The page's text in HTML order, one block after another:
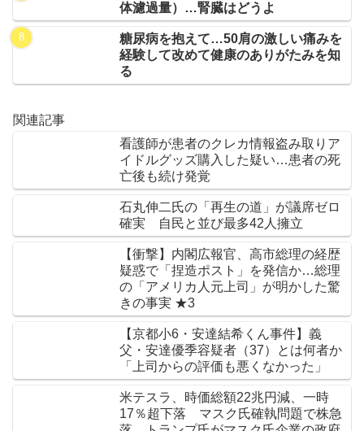
体濾過量）…腎臓はどうよ
糖尿病を抱えて…50肩の激しい痛みを
経験して改めて健康のありがたみを知
る
関連記事
看護師が患者のクレカ情報盗み取りア
イドルグッズ購入した疑い…患者の死
亡後も続け発覚
石丸伸二氏の「再生の道」が議席ゼロ
確実 自民と並び最多42人擁立
【衝撃】内閣広報官、高市総理の経歴
疑惑で「捏造ポスト」を発信か…総理
の「アメリカ人元上司」が明かした驚
きの事実 ★3
【京都小6・安達結希くん事件】義
父・安達優季容疑者（37）とは何者か
「上司からの評価も悪くなかった」
米テスラ、時価総額22兆円減、一時
17％超下落 マスク氏確執問題で株急